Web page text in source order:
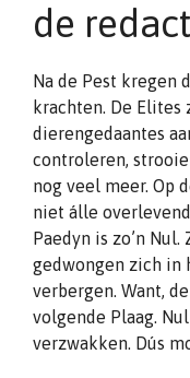
de
Na de Pest kregen
krachten. De
dierengedaantes
controleren,
nog veel meer. Op
niet álle
Paedyn is zo’n
gedwongen zich in
verbergen. Want,
volgende Plaag.
verzwakken. Dús